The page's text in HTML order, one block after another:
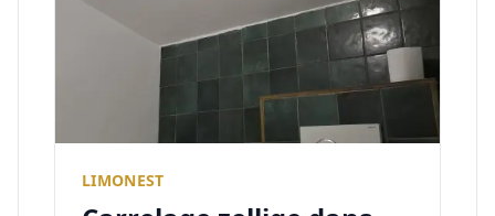
LIMONEST